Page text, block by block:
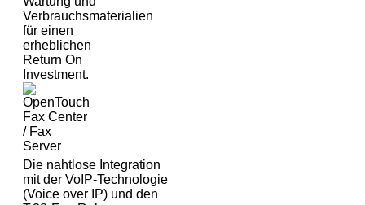
Verbrauchsmaterialien
für einen
erheblichen
Return On
Investment.
Die nahtlose Integration
mit der VoIP-Technologie
(Voice over IP) und den